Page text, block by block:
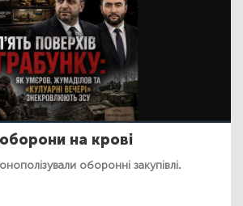
на крові
оборонні закупівлі.